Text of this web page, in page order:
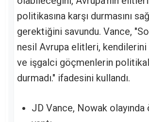
politikasına karşı durmasını
gerektiğini savundu. Vance,
nesil Avrupa elitleri, kendilerini
ve işgalci göçmenlerin
durmadı." ifadesini kullandı.
JD Vance, Nowak olayında